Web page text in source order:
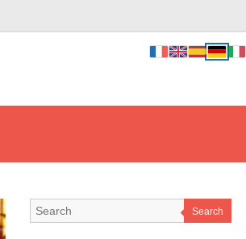
Search